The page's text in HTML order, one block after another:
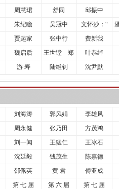
周慧珺 舒同
邱振中
朱纪瞻 吴冠中 文怀沙：“
贾起家 张中行
费新我
魏启后 王世镗 郑
叶恭绰
游 寿 陆维钊 沈尹默
刘海涛 郭风娟
李雄风
周永健 张乃田
方茂鸿
刘一闻 王猛仁
王冰石
沈延毅 钱茂生
陈嘉德
邵佩英 黄 君
傅亚成
第 七 届 第 六 届 第 七 届